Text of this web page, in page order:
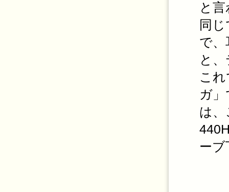
と
同
で
と
こ
ガ
は、
ー